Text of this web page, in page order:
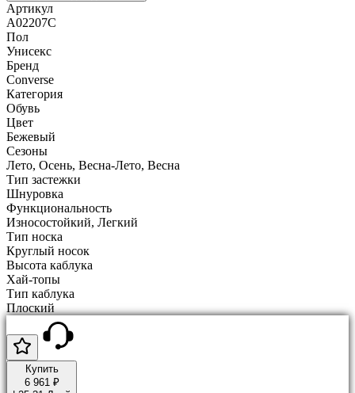
Артикул
A02207C
Пол
Унисекс
Бренд
Converse
Категория
Обувь
Цвет
Бежевый
Сезоны
Лето, Осень, Весна-Лето, Весна
Тип застежки
Шнуровка
Функциональность
Износостойкий, Легкий
Тип носка
Круглый носок
Высота каблука
Хай-топы
Тип каблука
Плоский
Купить
6 961 ₽